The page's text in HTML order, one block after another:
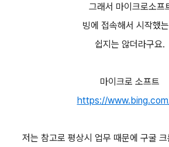
그래서 마이크로소프
빙에 접속해서 시작했는
쉽지는 않더라구요.
마이크로 소프트
https://
저는 참고로 평상시 업무 때문에 구굴